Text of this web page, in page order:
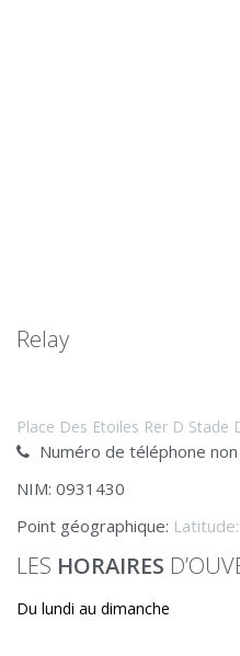
Relay
Place Des Etoiles Rer D Stade
Numéro de téléphone
NIM: 0931430
Point géographique: Latitude:
LES HORAIRES
Du lundi au dimanche